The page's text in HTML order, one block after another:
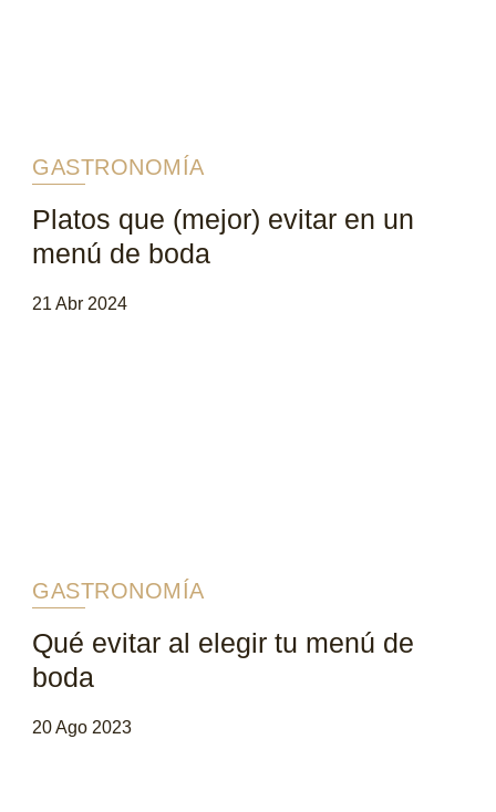
GASTRONOMÍA
Platos que (mejor) evitar en un
menú de boda
21 Abr 2024
GASTRONOMÍA
Qué evitar al elegir tu menú de
boda
20 Ago 2023